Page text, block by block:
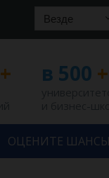
Везде
+ в 500 +
ОЦЕНИТЕ